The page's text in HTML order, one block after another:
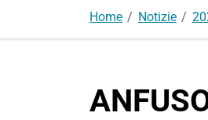
Home Notizie